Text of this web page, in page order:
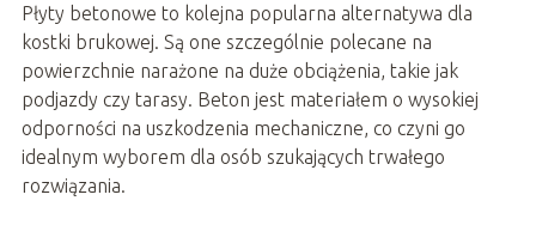
Płyty betonowe to kolejna popularna alternatywa dla
kostki brukowej. Są one szczególnie polecane na
powierzchnie narażone na duże obciążenia, takie jak
podjazdy czy tarasy. Beton jest materiałem o wysokiej
odporności na uszkodzenia mechaniczne, co czyni go
idealnym wyborem dla osób szukających trwałego
rozwiązania.